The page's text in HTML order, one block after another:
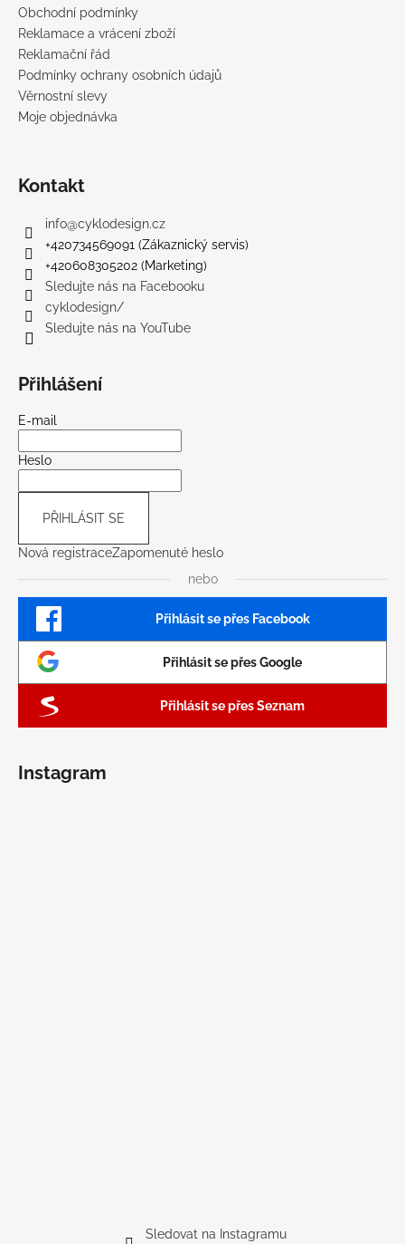
Obchodní podmínky
Reklamace a vrácení zboží
Reklamační řád
Podmínky ochrany osobních údajů
Věrnostní slevy
Moje objednávka
Kontakt
info@cyklodesign.cz
+420734569091 (Zákaznický servis)
+420608305202 (Marketing)
Sledujte nás na Facebooku
cyklodesign/
Sledujte nás na YouTube
Přihlášení
E-mail
Heslo
PŘIHLÁSIT SE
Nová registraceZapomenuté heslo
nebo
Přihlásit se přes Facebook
Přihlásit se přes Google
Přihlásit se přes Seznam
Instagram
Sledovat na Instagramu